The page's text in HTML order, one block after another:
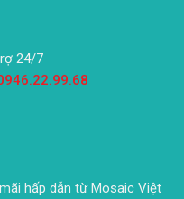
24/7
hấp dẫn từ Mosaic Việt